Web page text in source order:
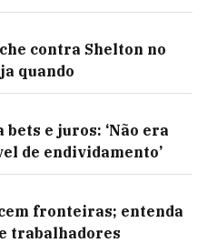
contra Shelton no
quando
e juros: ‘Não era
de endividamento’
fronteiras; entenda
trabalhadores